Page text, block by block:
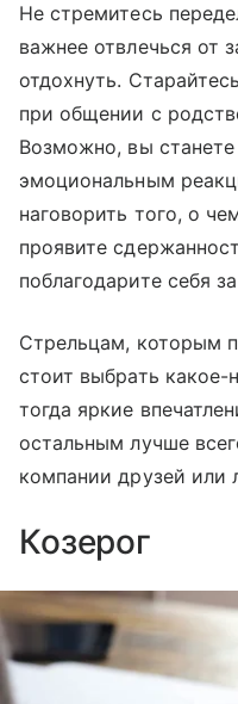
Не стремитесь
важнее отвлечься от
отдохнуть.
при общении с
Возможно, вы
эмоциональным
наговорить того, о
проявите
поблагодарите себя
Стрельцам, которым
стоит выбрать какое-
тогда яркие
остальным лучше
компании друзей или
Козерог